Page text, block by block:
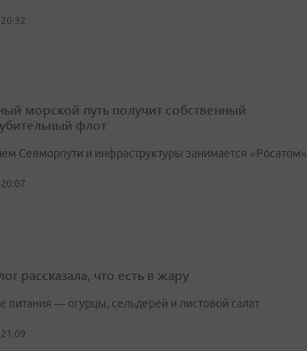
морской путь получит собственный
флот
Севморпути и инфраструктуры занимается «Росатом»
рассказала, что есть в жару
питания — огурцы, сельдерей и листовой салат